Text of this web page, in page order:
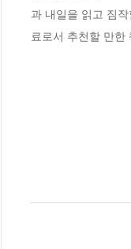
과 내일을 읽고 짐
료로서 추천할 만한